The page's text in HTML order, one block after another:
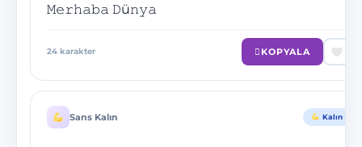
𝙼𝚎𝚛𝚑𝚊𝚋𝚊 𝙳ü𝚗𝚢𝚊
24 karakter KOPYALA
Sans Kalın Kalın